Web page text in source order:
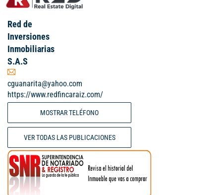
Red de
Inversiones
Inmobiliarias
S.A.S
cguanarita@yahoo.com
https://www.redfincaraiz.com/
MOSTRAR TELÉFONO
VER TODAS LAS PUBLICACIONES